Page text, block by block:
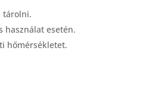
tárolni.
használat esetén.
hőmérsékletet.